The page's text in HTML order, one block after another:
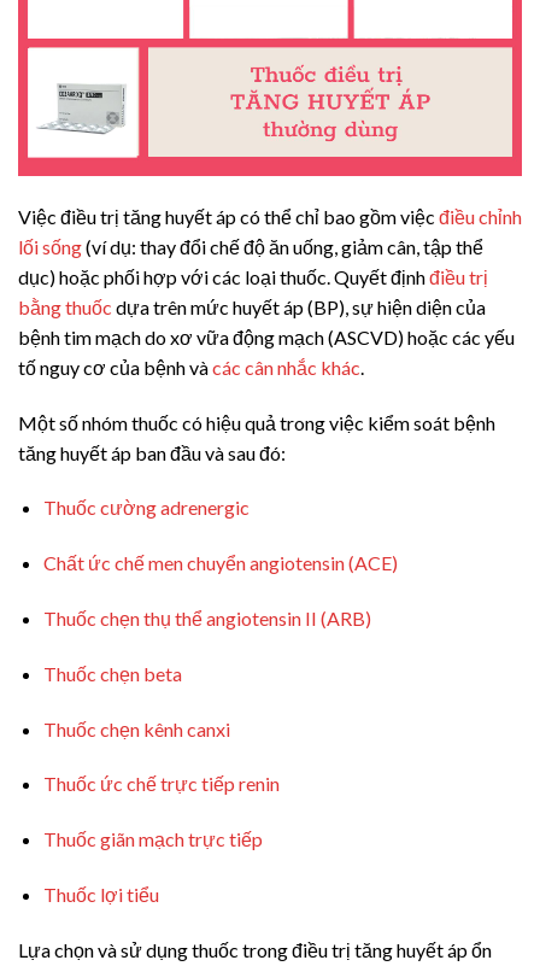
Việc điều trị tăng huyết áp có thể chỉ bao gồm việc điều chỉnh
lối sống(ví dụ: thay đổi chế độ ăn uống, giảm cân, tập thể
dục) hoặc phối hợp với các loại thuốc. Quyết địnhđiều trị
bằng thuốc dựa trên mức huyết áp (BP), sự hiện diện của
bệnh tim mạch do xơ vữa động mạch (ASCVD) hoặc các yếu
tố nguy cơ của bệnh vàcác cân nhắc khác.
Một số nhóm thuốc có hiệu quả trong việc kiểm soát bệnh
tăng huyết áp ban đầu và sau đó:
Thuốc cường adrenergic
Chất ức chế men chuyển angiotensin (ACE)
Thuốc chẹn thụ thể angiotensin II (ARB)
Thuốc chẹn beta
Thuốc chẹn kênh canxi
Thuốc ức chế trực tiếp renin
Thuốc giãn mạch trực tiếp
Thuốc lợi tiểu
Lựa chọn và sử dụng thuốc trong điều trị tăng huyết áp ổn